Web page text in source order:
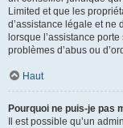
Limited et que les
d’assistance légale et ne
lorsque l’assistance
problèmes d’abus ou
Haut
Pourquoi ne puis-je pas
Il est possible qu’un